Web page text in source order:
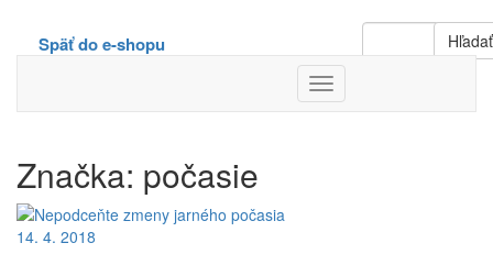
Hľadať
Späť do e-shopu
Toggle
Navigation
Značka: počasie
14. 4. 2018